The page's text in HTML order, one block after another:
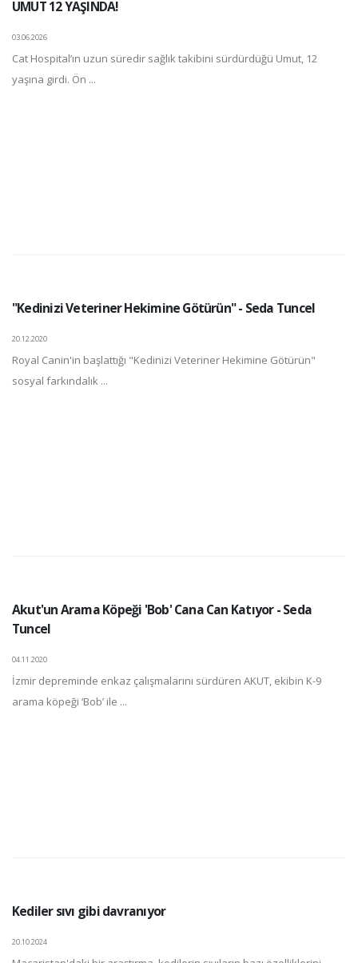
UMUT 12 YAŞINDA!
03.06.2026
Cat Hospital’ın uzun süredir sağlık takibini sürdürdüğü Umut, 12
yaşına girdi. Ön ...
"Kedinizi Veteriner Hekimine Götürün" - Seda Tuncel
20.12.2020
Royal Canin'in başlattığı "Kedinizi Veteriner Hekimine Götürün"
sosyal farkındalık ...
Akut'un Arama Köpeği 'Bob' Cana Can Katıyor - Seda
Tuncel
04.11.2020
İzmir depreminde enkaz çalışmalarını sürdüren AKUT, ekibin K-9
arama köpeği ‘Bob’ ile ...
Kediler sıvı gibi davranıyor
20.10.2024